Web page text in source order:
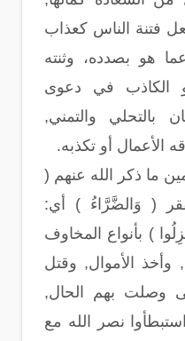
فتنة الناس كعذاب
هو بصدده، وثنته
الكاذب في دعوى
بالتحلي والتمني,
الأعمال أو تكذبه.
ما ذكر الله عنهم (
( وَالضَّرَّاءُ ) أي:
) بأنواع المخاوف
وأخذ الأموال, وقتل
وصلت بهم الحال,
نصر الله مع